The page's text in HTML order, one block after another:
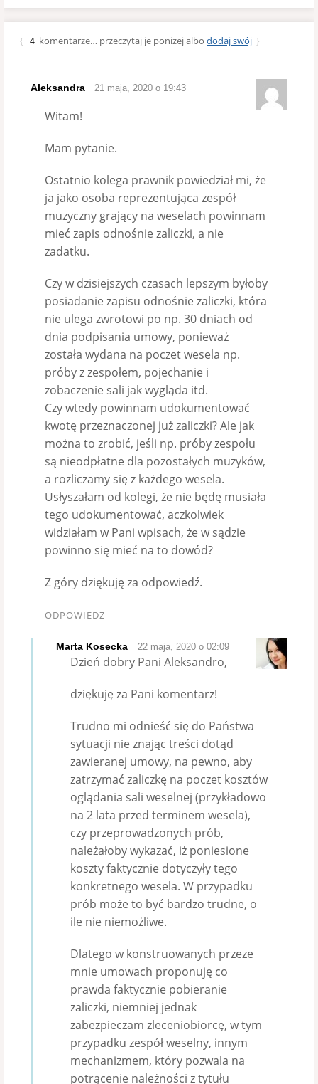
{ 4 komentarze… przeczytaj je poniżej albo dodaj swój }
Aleksandra 21 maja, 2020 o 19:43
Witam!
Mam pytanie.
Ostatnio kolega prawnik powiedział mi, że
ja jako osoba reprezentująca zespół
muzyczny grający na weselach powinnam
mieć zapis odnośnie zaliczki, a nie
zadatku.
Czy w dzisiejszych czasach lepszym byłoby
posiadanie zapisu odnośnie zaliczki, która
nie ulega zwrotowi po np. 30 dniach od
dnia podpisania umowy, ponieważ
została wydana na poczet wesela np.
próby z zespołem, pojechanie i
zobaczenie sali jak wygląda itd.
Czy wtedy powinnam udokumentować
kwotę przeznaczonej już zaliczki? Ale jak
można to zrobić, jeśli np. próby zespołu
są nieodpłatne dla pozostałych muzyków,
a rozliczamy się z każdego wesela.
Usłyszałam od kolegi, że nie będę musiała
tego udokumentować, aczkolwiek
widziałam w Pani wpisach, że w sądzie
powinno się mieć na to dowód?
Z góry dziękuję za odpowiedź.
ODPOWIEDZ
Marta Kosecka 22 maja, 2020 o 02:09
Dzień dobry Pani Aleksandro,
dziękuję za Pani komentarz!
Trudno mi odnieść się do Państwa
sytuacji nie znając treści dotąd
zawieranej umowy, na pewno, aby
zatrzymać zaliczkę na poczet kosztów
oglądania sali weselnej (przykładowo
na 2 lata przed terminem wesela),
czy przeprowadzonych prób,
należałoby wykazać, iż poniesione
koszty faktycznie dotyczyły tego
konkretnego wesela. W przypadku
prób może to być bardzo trudne, o
ile nie niemożliwe.
Dlatego w konstruowanych przeze
mnie umowach proponuję co
prawda faktycznie pobieranie
zaliczki, niemniej jednak
zabezpieczam zleceniobiorcę, w tym
przypadku zespół weselny, innym
mechanizmem, który pozwala na
potrącenie należności z tytułu